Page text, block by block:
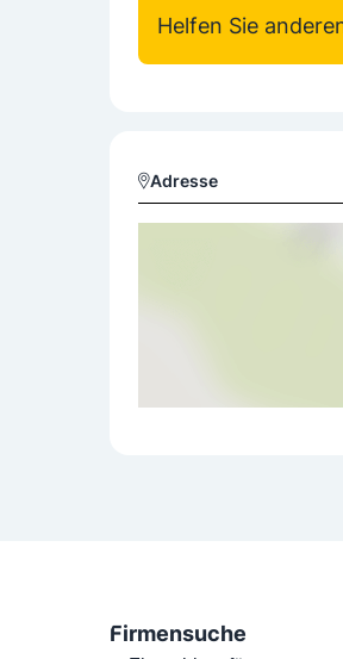
Helfen Sie
Adresse
Firmensuche